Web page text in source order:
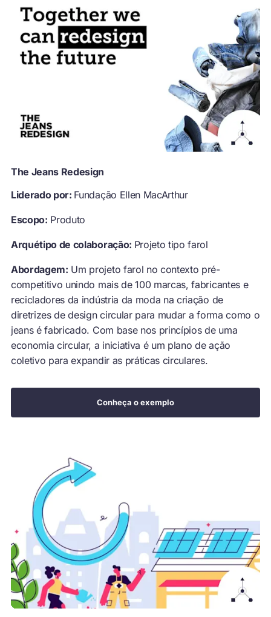
The Jeans Redesign
Liderado por: Fundação Ellen MacArthur
Escopo: Produto
Arquétipo de colaboração: Projeto tipo farol
Abordagem: Um projeto farol no contexto pré-
competitivo unindo mais de 100 marcas, fabricantes e
recicladores da indústria da moda na criação de
diretrizes de design circular para mudar a forma como o
jeans é fabricado. Com base nos princípios de uma
economia circular, a iniciativa é um plano de ação
coletivo para expandir as práticas circulares.
Conheça o exemplo